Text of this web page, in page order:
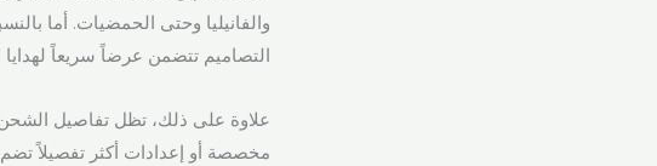
والفانيليا وحتى الحمضيات. أما
التصاميم تتضمن عرضاً سريعاً
علاوة على ذلك، تظل تفاصيل
مخصصة أو إعدادات أكثر تفصيلاً